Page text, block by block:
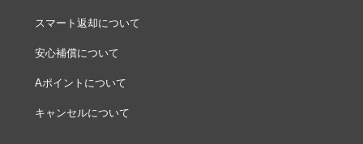
スマート返却について
安心補償について
Aポイントについて
キャンセルについて